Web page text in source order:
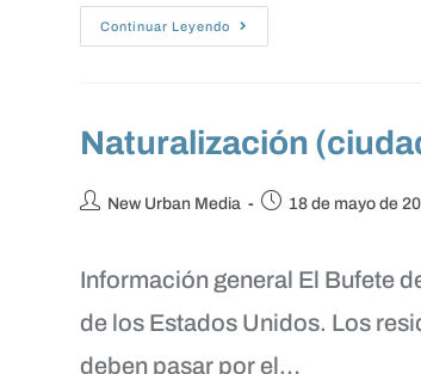
Continuar Leyendo
Naturalización
New Urban Media 18 de mayo de
Información general El Bufete
de los Estados Unidos. Los
deben pasar por el…